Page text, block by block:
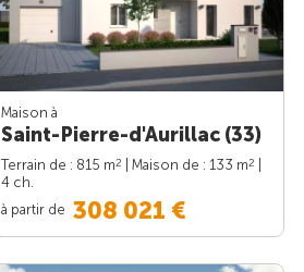
Maison à
Saint-Pierre-d'Aurillac (33)
Terrain de : 815 m2 | Maison de : 133 m2
4 ch.
à partir de 308 021 €